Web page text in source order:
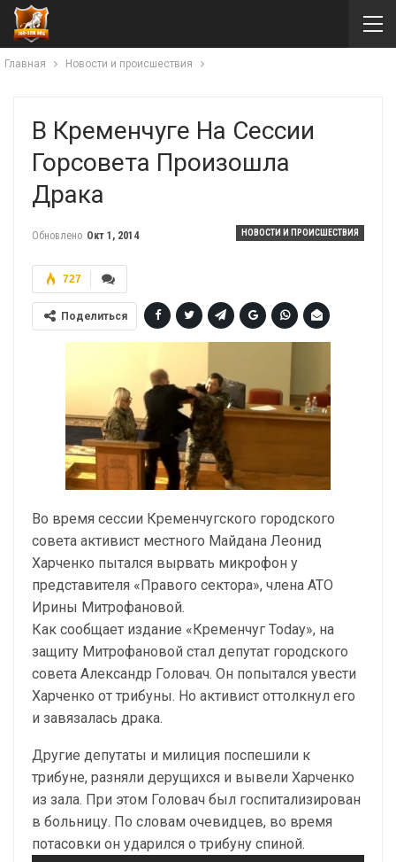
Главная Новости и происшествия
В Кременчуге На Сессии
Горсовета Произошла
Драка
НОВОСТИ И ПРОИСШЕСТВИЯ
Обновлено Окт 1, 2014
727
Поделиться
Во время сессии Кременчугского городского
совета активист местного Майдана Леонид
Харченко пытался вырвать микрофон у
представителя «Правого сектора», члена АТО
Ирины Митрофановой.
Как сообщает издание «Кременчуг Today», на
защиту Митрофановой стал депутат городского
совета Александр Головач. Он попытался увести
Харченко от трибуны. Но активист оттолкнул его
и завязалась драка.
Другие депутаты и милиция поспешили к
трибуне, разняли дерущихся и вывели Харченко
из зала. При этом Головач был госпитализирован
в больницу. По словам очевидцев, во время
потасовки он ударился о трибуну спиной.